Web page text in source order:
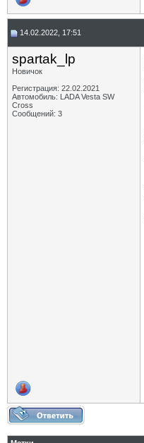
14.02.2022, 17:51
spartak_lp
Новичок
Регистрация: 22.02.2021
Автомобиль: LADA Vesta SW
Cross
Сообщений: 3